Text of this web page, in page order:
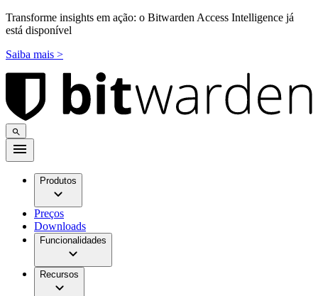
Transforme insights em ação: o Bitwarden Access Intelligence já
está disponível
Saiba mais >
Produtos
Preços
Downloads
Funcionalidades
Recursos